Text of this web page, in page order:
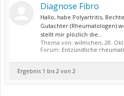
Diagnose Fibro
Hallo, habe Polyartritis,
Gutachter (Rheumatologen)
stellt mir plözlich die...
Thema von: wilmchen, 28.
Forum: Entzündliche
Ergebnis 1 bis 2 von 2